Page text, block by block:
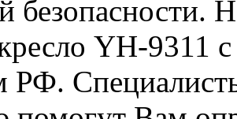
безопасности.
кресло YH-9311
РФ.